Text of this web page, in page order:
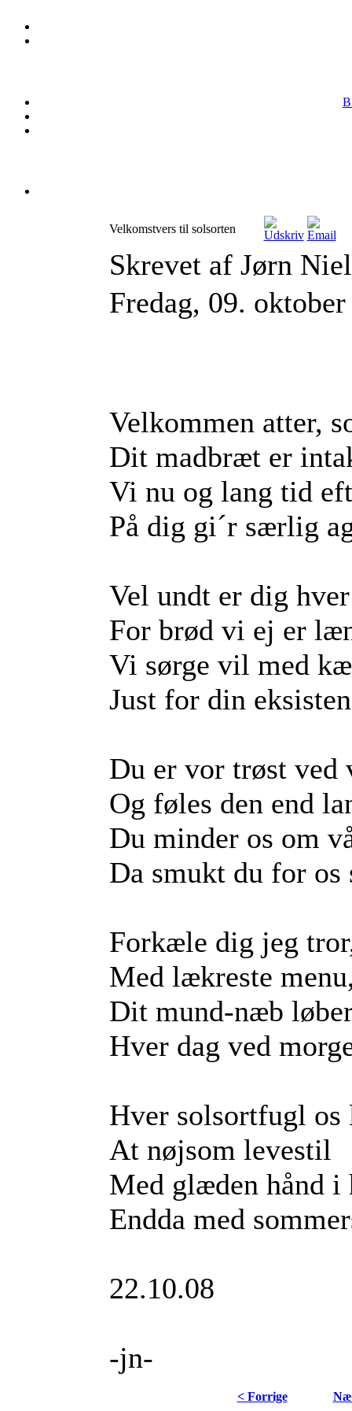
Velkomstvers til solsorten
Skrevet af Jørn
Fredag, 09.
Velkommen atter,
Dit madbræt er
Vi nu og lang tid
På dig gi´r særlig
Vel undt er dig
For brød vi ej er
Vi sørge vil med
Just for din
Du er vor trøst ved
Og føles den end
Du minder os om
Da smukt du for os
Forkæle dig jeg
Med lækreste
Dit mund-næb
Hver dag ved
Hver solsortfugl
At nøjsom levestil
Med glæden hånd i
Endda med
22.10.08
-jn-
< Forrige